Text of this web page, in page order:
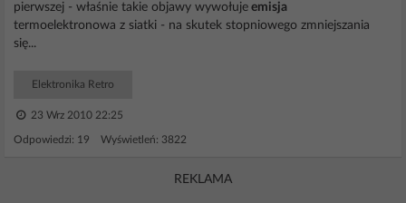
pierwszej - właśnie takie objawy wywołuje emisja
termoelektronowa z siatki - na skutek stopniowego zmniejszania
się...
Elektronika Retro
23 Wrz 2010 22:25
Odpowiedzi: 19 Wyświetleń: 3822
REKLAMA